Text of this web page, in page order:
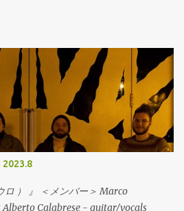
ロ ） 』 ＜メンバー＞ Marco
Calabrese - guitar/vocals